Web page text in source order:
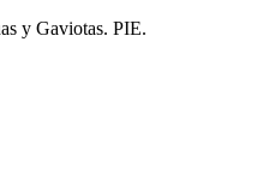
y Gaviotas. PIE.